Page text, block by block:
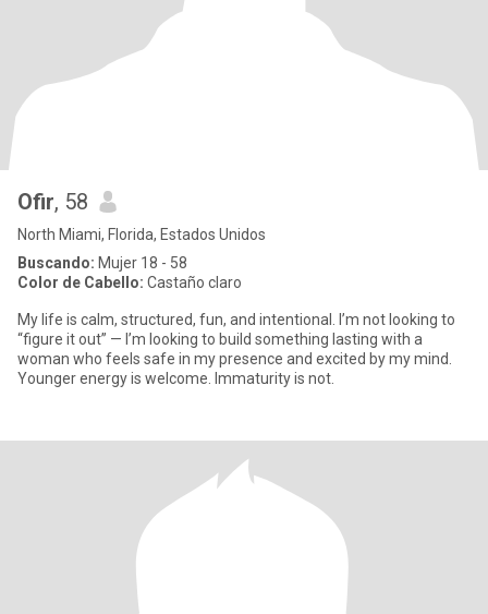
Ofir, 58
North Miami, Florida, Estados Unidos
Buscando: Mujer 18 - 58
Color de Cabello: Castaño claro
My life is calm, structured, fun, and intentional. I’m not looking to
“figure it out” — I’m looking to build something lasting with a
woman who feels safe in my presence and excited by my mind.
Younger energy is welcome. Immaturity is not.